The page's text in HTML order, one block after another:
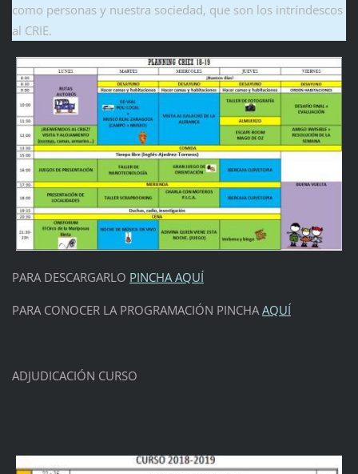
como personas y nuestra sociedad, que son los intríndescos
al CRIE.
PARA DESCARGARLO PINCHA AQUÍ
PARA CONOCER LA PROGRAMACIÓN PINCHA AQUÍ
ADJUDICACIÓN CURSO